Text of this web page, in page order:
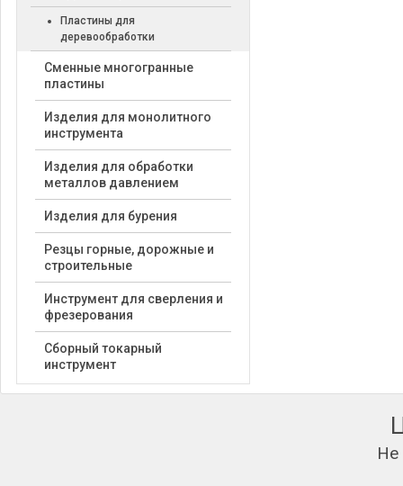
Пластины для
деревообработки
Cменные многогранные
пластины
Изделия для монолитного
инструмента
Изделия для обработки
металлов давлением
Изделия для бурения
Резцы горные, дорожные и
строительные
Инструмент для сверления и
фрезерования
Сборный токарный
инструмент
Не